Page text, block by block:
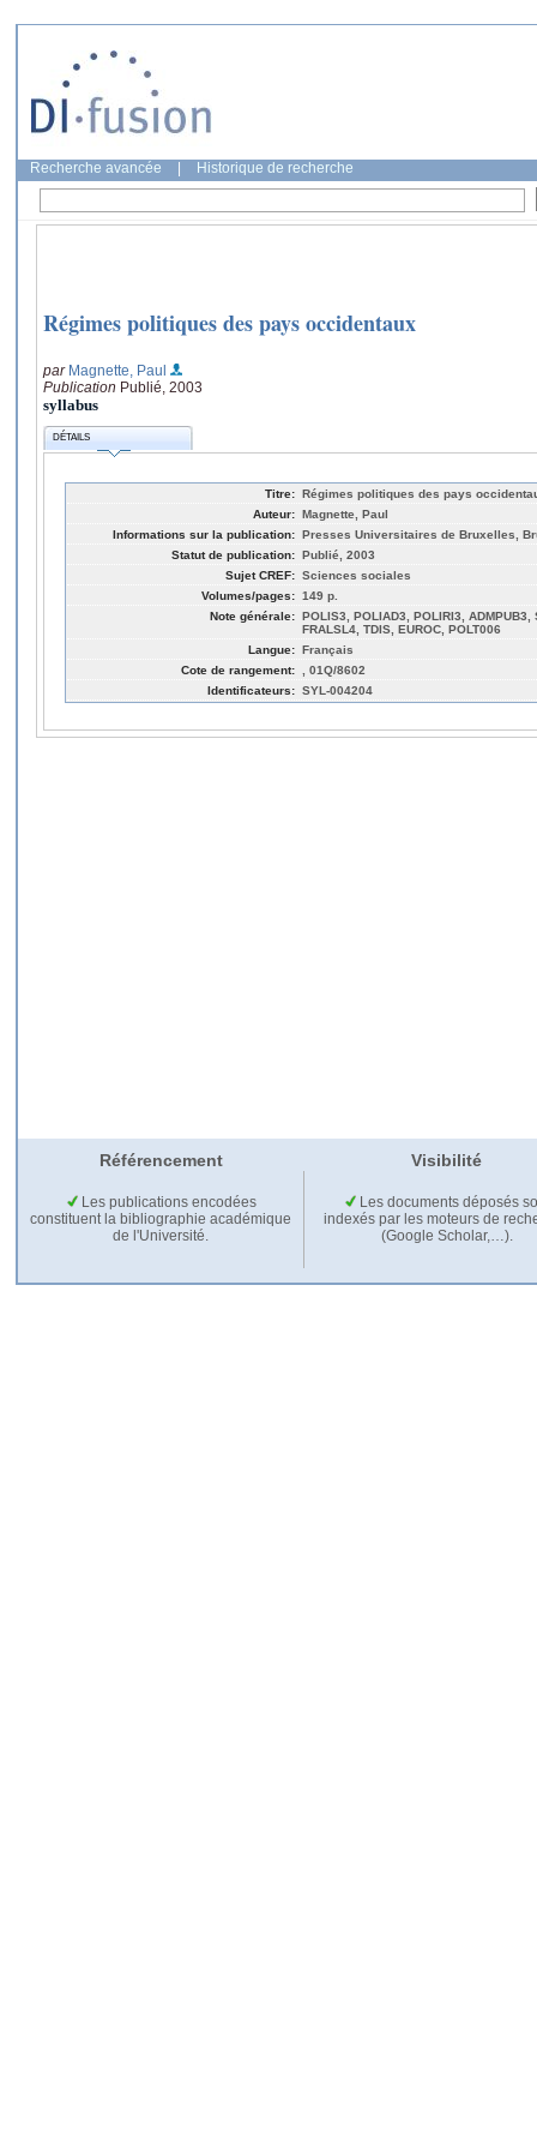
Recherche avancée Historique de recherche
Régimes politiques des pays occidentaux
par Magnette, Paul
Publication Publié, 2003
syllabus
DÉTAILS
Titre: Régimes politiques des pays
Auteur: Magnette, Paul
Informations sur la publication: Presses Universitaires de Bruxelles,
Statut de publication: Publié, 2003
Sujet CREF: Sciences sociales
Volumes/pages: 149 p.
Note générale: POLIS3, POLIAD3, POLIRI3, ADMPUB3,
FRALSL4, TDIS, EUROC, POLT006
Langue: Français
Cote de rangement:
, 01Q/8602
Identificateurs: SYL-004204
Référencement Visibilité
Les publications encodées
constituent la bibliographie académique
de l'Université.
Les documents déposés
indexés par les moteurs de
(Google Scholar,…).